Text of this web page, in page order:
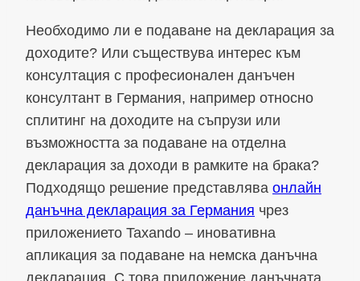
Необходимо ли е подаване на декларация за
доходите? Или съществува интерес към
консултация с професионален данъчен
консултант в Германия, например относно
сплитинг на доходите на съпрузи или
възможността за подаване на отделна
декларация за доходи в рамките на брака?
Подходящо решение представлява онлайн
данъчна декларация за Германия чрез
приложението Taxando – иновативна
апликация за подаване на немска данъчна
декларация. С това приложение данъчната